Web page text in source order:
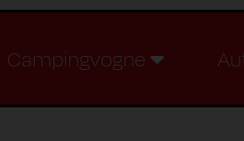
Campingvogne